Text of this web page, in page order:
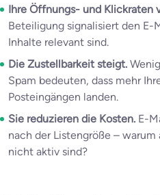
Ihre Öffnungs- und Klickraten
Beteiligung signalisiert den E-
Inhalte relevant sind.
Die Zustellbarkeit steigt.
Spam bedeuten, dass mehr
Posteingängen landen.
Sie reduzieren die Kosten. E-
nach der Listengröße –
nicht aktiv sind?